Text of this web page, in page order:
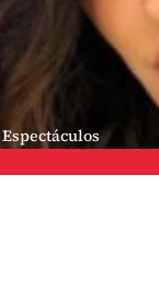
Espectáculos